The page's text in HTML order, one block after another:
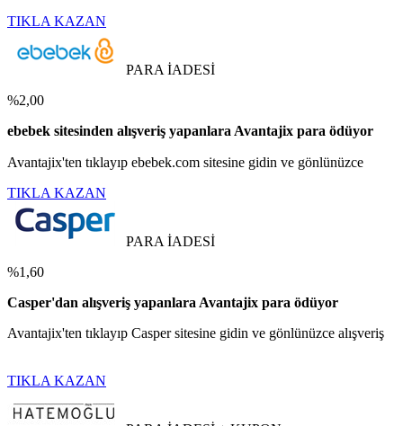
TIKLA KAZAN
PARA İADESİ
%2,00
ebebek sitesinden alışveriş yapanlara Avantajix para ödüyor
Avantajix'ten tıklayıp ebebek.com sitesine gidin ve gönlünüzce
TIKLA KAZAN
PARA İADESİ
%1,60
Casper'dan alışveriş yapanlara Avantajix para ödüyor
Avantajix'ten tıklayıp Casper sitesine gidin ve gönlünüzce alışveriş
TIKLA KAZAN